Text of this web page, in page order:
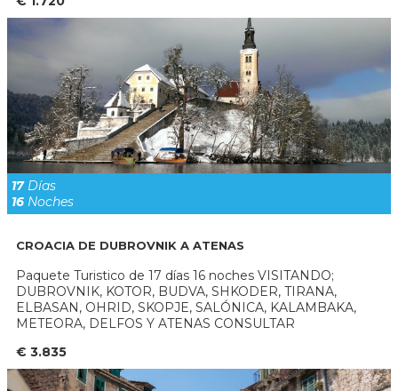
17Días
16 Noches
CROACIA DE DUBROVNIK A ATENAS
Paquete Turistico de 17 días 16 noches VISITANDO;
DUBROVNIK, KOTOR, BUDVA, SHKODER, TIRANA,
ELBASAN, OHRID, SKOPJE, SALÓNICA, KALAMBAKA,
METEORA, DELFOS Y ATENAS CONSULTAR
€ 3.835